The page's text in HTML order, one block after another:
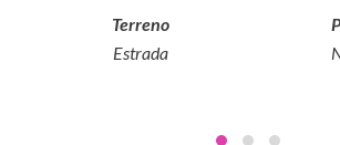
Terreno
Estrada